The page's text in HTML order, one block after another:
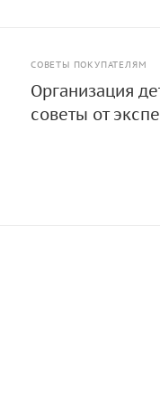
СОВЕТЫ ПОКУПАТЕЛЯМ
Организация
советы от